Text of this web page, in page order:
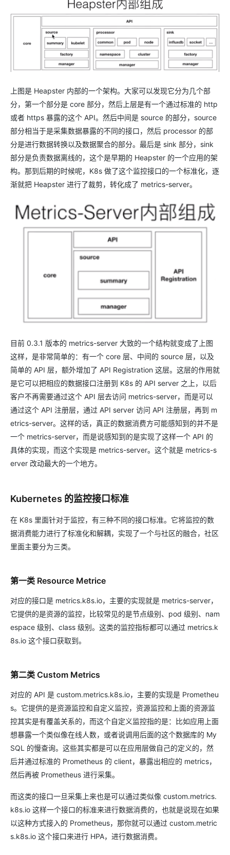
上图是 Heapster 内部的一个架构。大家可以发现它分为几个部
分，第一个部分是 core 部分，然后上层是有一个通过标准的 http
或者 https 暴露的这个 API。然后中间是 source 的部分，source
部分相当于是采集数据暴露的不同的接口，然后 processor 的部
分是进行数据转换以及数据聚合的部分。最后是 sink 部分，sink
部分是负责数据离线的，这个是早期的 Heapster 的一个应用的架
构。那到后期的时候呢，K8s 做了这个监控接口的一个标准化，逐
渐就把 Heapster 进行了裁剪，转化成了 metrics-server。
目前 0.3.1 版本的 metrics-server 大致的一个结构就变成了上图
这样，是非常简单的：有一个 core 层、中间的 source 层，以及
简单的 API 层，额外增加了 API Registration 这层。这层的作用就
是它可以把相应的数据接口注册到 K8s 的 API server 之上，以后
客户不再需要通过这个 API 层去访问 metrics-server，而是可以
通过这个 API 注册层，通过 API server 访问 API 注册层，再到 m
etrics-server。这样的话，真正的数据消费方可能感知到的并不是
一个 metrics-server，而是说感知到的是实现了这样一个 API 的
具体的实现，而这个实现是 metrics-server。这个就是 metrics-s
erver 改动最大的一个地方。
Kubernetes 的监控接口标准
在 K8s 里面针对于监控，有三种不同的接口标准。它将监控的数
据消费能力进行了标准化和解耦，实现了一个与社区的融合，社区
里面主要分为三类。
第一类 Resource Metrice
对应的接口是 metrics.k8s.io，主要的实现就是 metrics-server，
它提供的是资源的监控，比较常见的是节点级别、pod 级别、nam
espace 级别、class 级别。这类的监控指标都可以通过 metrics.k
8s.io 这个接口获取到。
第二类 Custom Metrics
对应的 API 是 custom.metrics.k8s.io，主要的实现是 Prometheu
s。它提供的是资源监控和自定义监控，资源监控和上面的资源监
控其实是有覆盖关系的，而这个自定义监控指的是：比如应用上面
想暴露一个类似像在线人数，或者说调用后面的这个数据库的 My
SQL 的慢查询。这些其实都是可以在应用层做自己的定义的，然
后并通过标准的 Prometheus 的 client，暴露出相应的 metrics，
然后再被 Prometheus 进行采集。
而这类的接口一旦采集上来也是可以通过类似像 custom.metrics.
k8s.io 这样一个接口的标准来进行数据消费的，也就是说现在如果
以这种方式接入的 Prometheus，那你就可以通过 custom.metric
s.k8s.io 这个接口来进行 HPA，进行数据消费。